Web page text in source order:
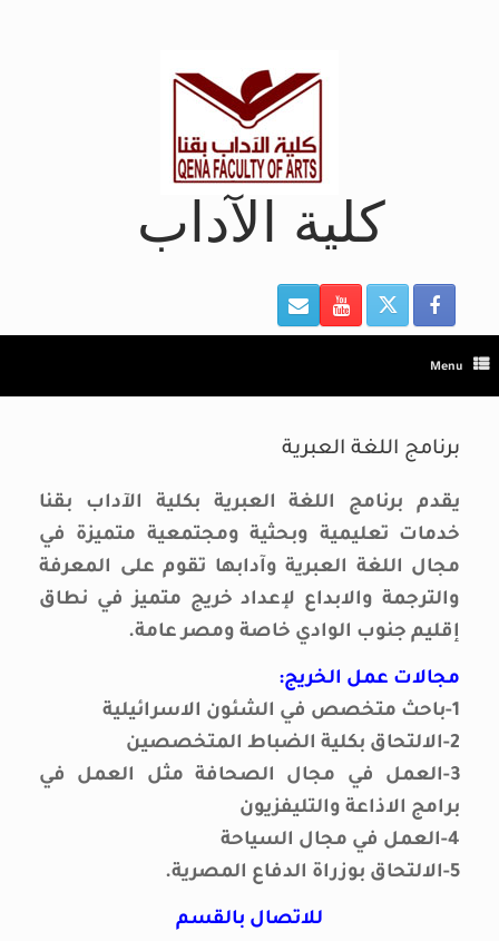
كلية الآداب
Menu
برنامج اللغة العبرية
يقدم برنامج اللغة العبرية بكلية الآداب بقنا
خدمات تعليمية وبحثية ومجتمعية متميزة في
مجال اللغة العبرية وآدابها تقوم على المعرفة
والترجمة والابداع لإعداد خريج متميز في نطاق
إقليم جنوب الوادي خاصة ومصر عامة.
مجالات عمل الخريج:
1-باحث متخصص في الشئون الاسرائيلية
2-الالتحاق بكلية الضباط المتخصصين
3-العمل في مجال الصحافة مثل العمل في
برامج الاذاعة والتليفزيون
4-العمل في مجال السياحة
5-الالتحاق بوزراة الدفاع المصرية.
للاتصال بالقسم